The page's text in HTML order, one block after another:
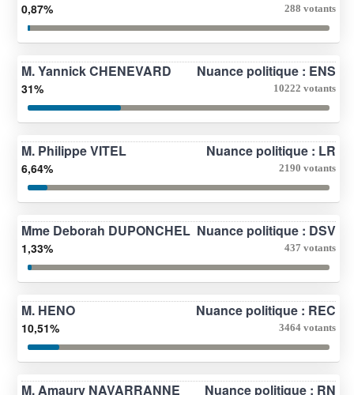
0,87% 288 votants
M. Yannick CHENEVARD Nuance politique : ENS
31% 10222 votants
M. Philippe VITEL Nuance politique : LR
6,64% 2190 votants
Mme Deborah DUPONCHEL Nuance politique : DSV
1,33% 437 votants
M. HENO Nuance politique : REC
10,51% 3464 votants
M. Amaury NAVARRANNE Nuance politique : RN